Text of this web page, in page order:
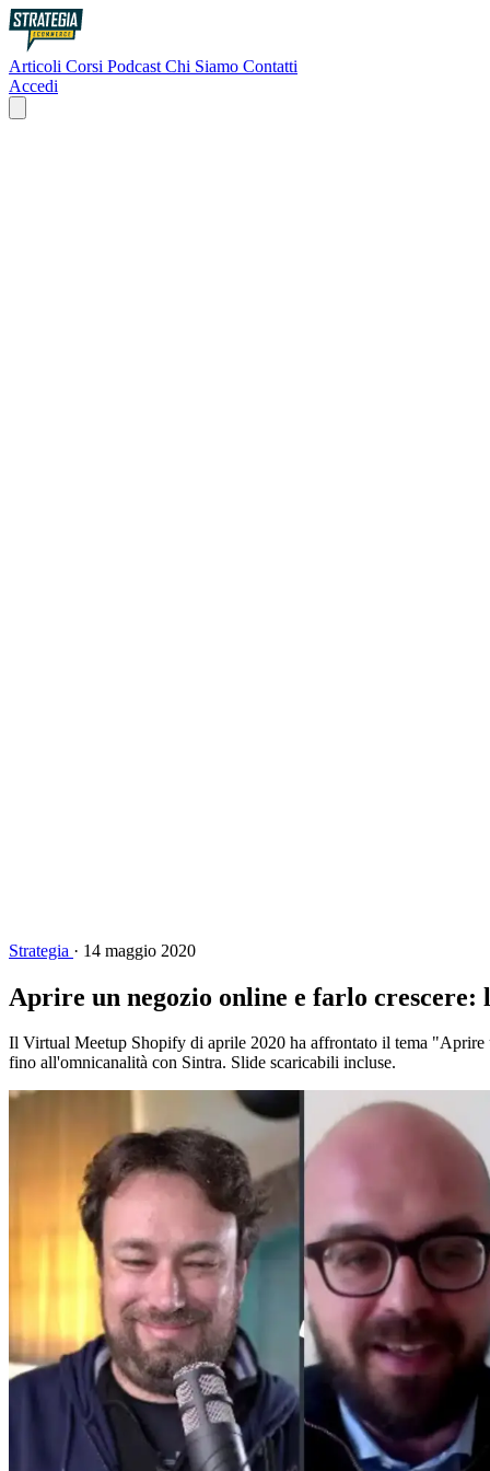
Articoli Corsi Podcast Chi Siamo Contatti
Accedi
Strategia · 14 maggio 2020
Aprire un negozio online e farlo
Il Virtual Meetup Shopify di aprile 2020 ha affrontato il tema "Aprire
fino all'omnicanalità con Sintra. Slide scaricabili incluse.